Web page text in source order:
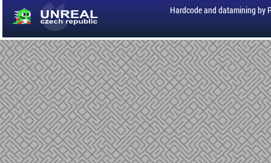
Hardcode and datamining by